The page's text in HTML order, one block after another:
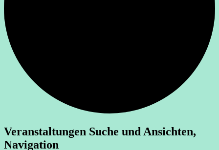
Veranstaltungen
Veranstaltungen Suche und Ansichten,
Navigation